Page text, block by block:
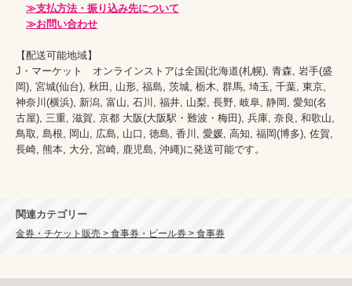
≫支払方法・振り込み先について
≫お問い合わせ
【配送可能地域】
J・マーケット　オンラインストアは全国(北海道(札幌), 青森, 岩手(盛
岡), 宮城(仙台), 秋田, 山形, 福島, 茨城, 栃木, 群馬, 埼玉, 千葉, 東京,
神奈川(横浜), 新潟, 富山, 石川, 福井, 山梨, 長野, 岐阜, 静岡, 愛知(名
古屋), 三重, 滋賀, 京都 大阪(大阪駅・難波・梅田), 兵庫, 奈良, 和歌山,
鳥取, 島根, 岡山, 広島, 山口, 徳島, 香川, 愛媛, 高知, 福岡(博多), 佐賀,
長崎, 熊本, 大分, 宮崎, 鹿児島, 沖縄)に発送可能です。
関連カテゴリー
金券・チケット販売 > 食事券・ビール券 > 食事券